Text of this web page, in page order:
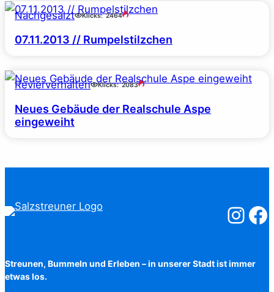
Nachgesalzt Klicks: 2464
07.11.2013 // Rumpelstilzchen
Revierverhalten Klicks: 2083
Neues Gebäude der Realschule Aspe
eingeweiht
Streunen, Bummeln und Erleben – in unserer Stadt ist immer
etwas los.